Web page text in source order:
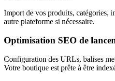
Import de vos produits, catégories,
autre plateforme si nécessaire.
Optimisation SEO de
Configuration des URLs, balises
Votre boutique est prête à être